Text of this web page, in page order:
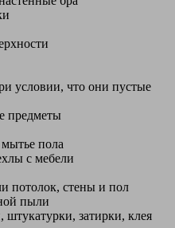
условии, что они пустые
предметы
пола
с мебели
потолок, стены и пол
пыли
затирки, клея